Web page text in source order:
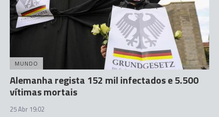
MUNDO
Alemanha regista 152 mil infectados e 5.500
vítimas mortais
25 Abr 19:02